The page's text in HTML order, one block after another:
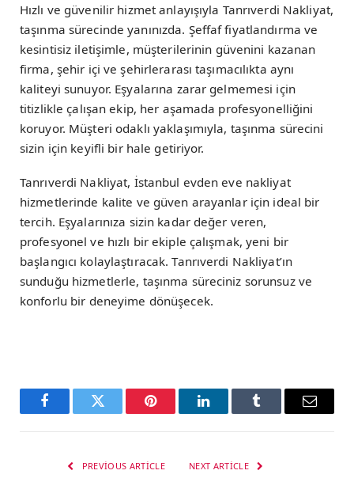
Hızlı ve güvenilir hizmet anlayışıyla Tanrıverdi Nakliyat,
taşınma sürecinde yanınızda. Şeffaf fiyatlandırma ve
kesintisiz iletişimle, müşterilerinin güvenini kazanan
firma, şehir içi ve şehirlerarası taşımacılıkta aynı
kaliteyi sunuyor. Eşyalarına zarar gelmemesi için
titizlikle çalışan ekip, her aşamada profesyonelliğini
koruyor. Müşteri odaklı yaklaşımıyla, taşınma sürecini
sizin için keyifli bir hale getiriyor.
Tanrıverdi Nakliyat, İstanbul evden eve nakliyat
hizmetlerinde kalite ve güven arayanlar için ideal bir
tercih. Eşyalarınıza sizin kadar değer veren,
profesyonel ve hızlı bir ekiple çalışmak, yeni bir
başlangıcı kolaylaştıracak. Tanrıverdi Nakliyat’ın
sunduğu hizmetlerle, taşınma süreciniz sorunsuz ve
konforlu bir deneyime dönüşecek.
FacebookTwitter Pinterest LinkedInTumblr Email
PREVIOUS ARTICLE NEXT ARTICLE